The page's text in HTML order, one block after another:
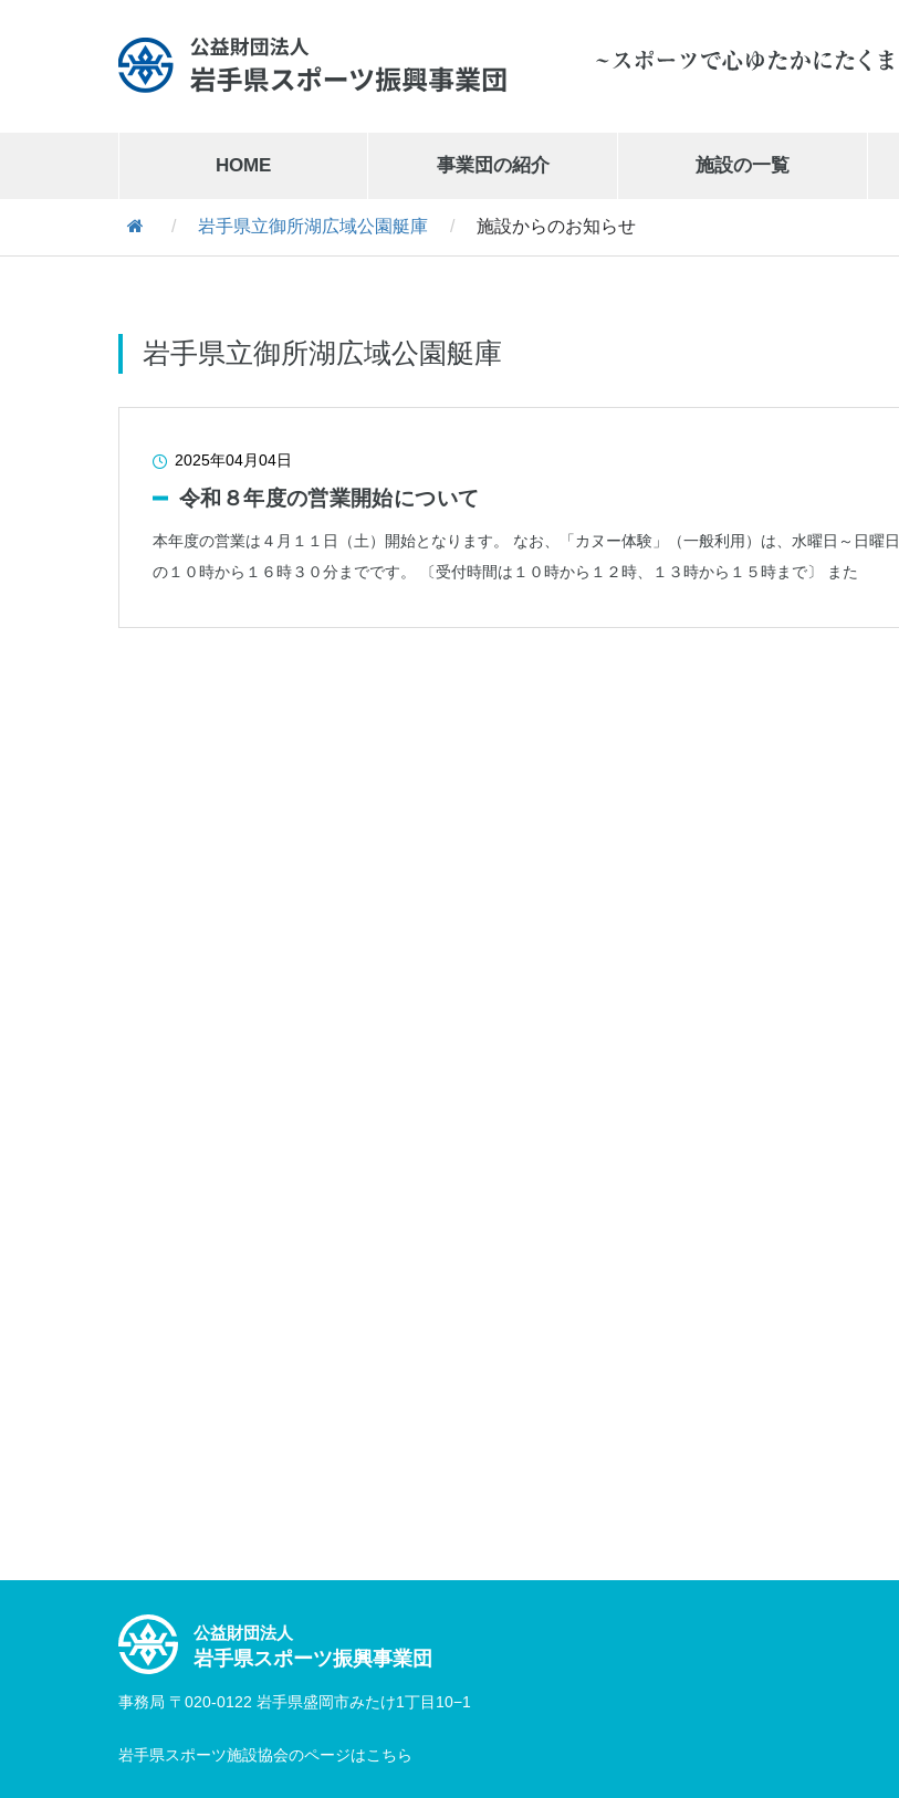
HOME 事業団の紹介 施設の一覧
019-641-8302
岩手県営スケート場
019-641-1530
/ 岩手県立御所湖広域公園艇庫 / 施設からのお知らせ
岩手県立御所湖広域公園艇庫
2025年04月04日
令和８年度の営業開始について
本年度の営業は４月１１日（土）開始となります。 なお、「カヌー体験」（一般利用）は、水曜日～日曜日
の１０時から１６時３０分までです。 〔受付時間は１０時から１２時、１３時から１５時まで〕 また
公益財団法人
岩手県スポーツ振興事業団
事務局 〒020-0122 岩手県盛岡市みたけ1丁目10−1
岩手県スポーツ施設協会のページはこちら